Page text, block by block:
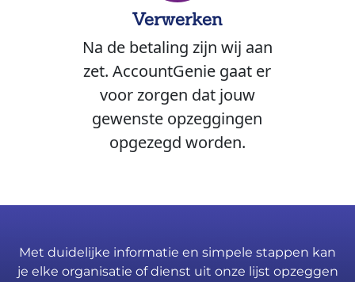
Verwerken
Na de betaling zijn wij aan
zet. AccountGenie gaat er
voor zorgen dat jouw
gewenste opzeggingen
opgezegd worden.
Met duidelijke informatie en simpele stappen kan
je elke organisatie of dienst uit onze lijst opzeggen